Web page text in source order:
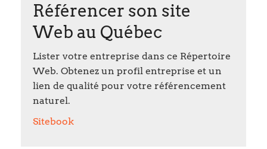
Référencer son site
Web au Québec
Lister votre entreprise dans ce Répertoire
Web. Obtenez un profil entreprise et un
lien de qualité pour votre référencement
naturel.
Sitebook